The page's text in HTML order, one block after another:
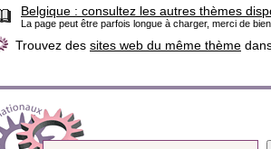
Belgique : consultez les autres thèmes
La page peut être parfois longue à charger, merci de
Trouvez des sites web du même thème